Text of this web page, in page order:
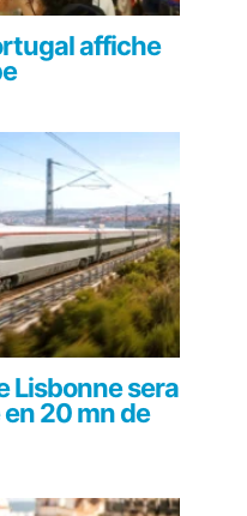
affiche
Lisbonne sera
20 mn de